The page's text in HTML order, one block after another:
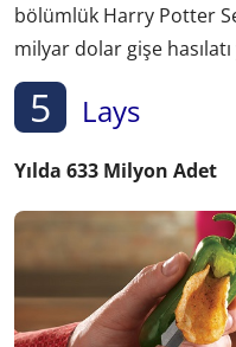
bölümlük Harry Potter
milyar dolar gişe hasılatı
5 Lays
Yılda 633 Milyon Adet